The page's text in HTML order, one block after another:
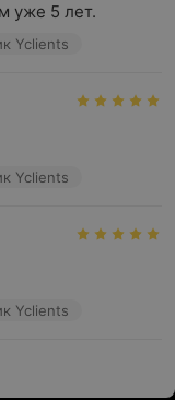
уже 5 лет.
Yclients
Yclients
Yclients